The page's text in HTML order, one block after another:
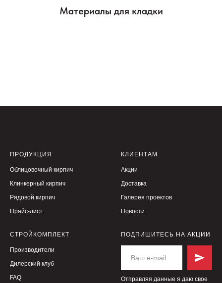
Материалы для кладки
ПРОДУКЦИЯ
Облицовочный кирпич
Клинкерный кирпич
Рядовой кирпич
Прайс-лист
КЛИЕНТАМ
Акции
Доставка
Галерея проектов
Новости
СТРОЙКОМПЛЕКТ
Производители
Дилерский клуб
FAQ
ПОДПИШИТЕСЬ НА АКЦИИ
Отправляя данные я даю свое